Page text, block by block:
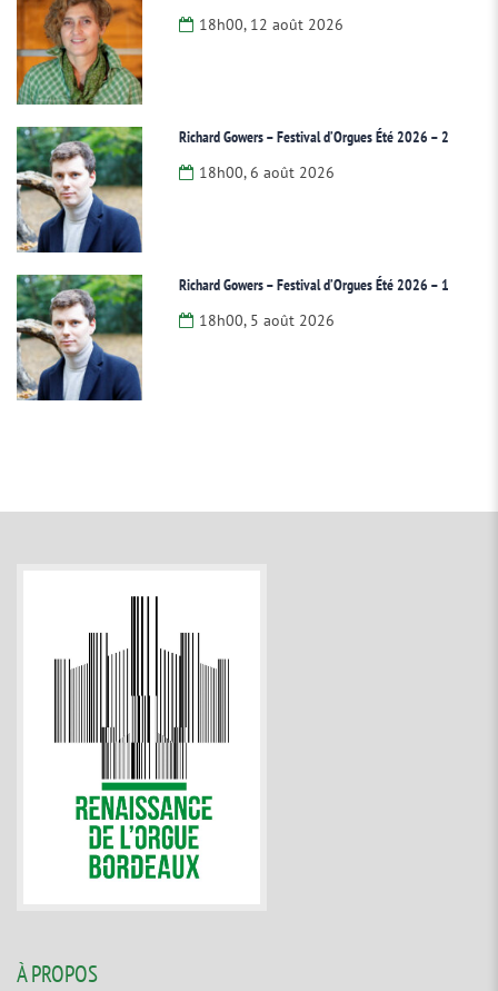
18h00, 12 août 2026
Richard Gowers – Festival d’Orgues Été 2026 – 2
18h00, 6 août 2026
Richard Gowers – Festival d’Orgues Été 2026 – 1
18h00, 5 août 2026
À PROPOS